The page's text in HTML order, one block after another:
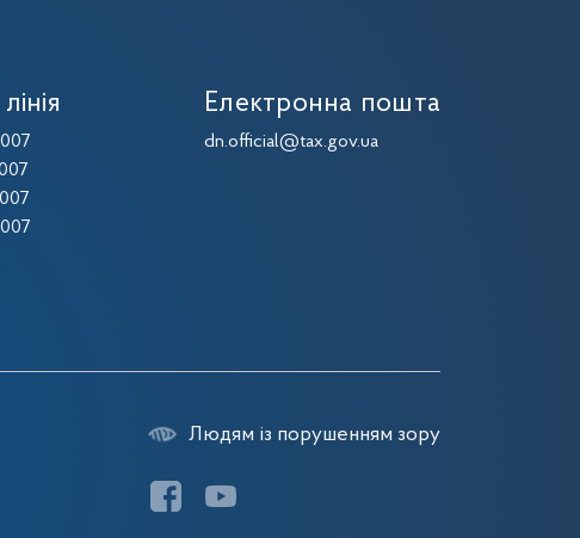
Електронна пошта
dn.official@tax.gov.ua
Людям із порушенням зору